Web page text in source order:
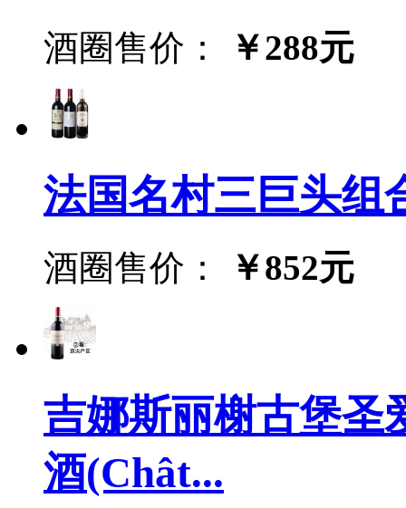
酒圈售价： ￥288元
法国名村三巨头组
酒圈售价： ￥852元
吉娜斯丽榭古堡圣
酒(Chât...